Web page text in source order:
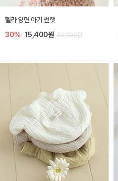
헬라 양면 아기 썬햇
30% 15,400원 22,000원